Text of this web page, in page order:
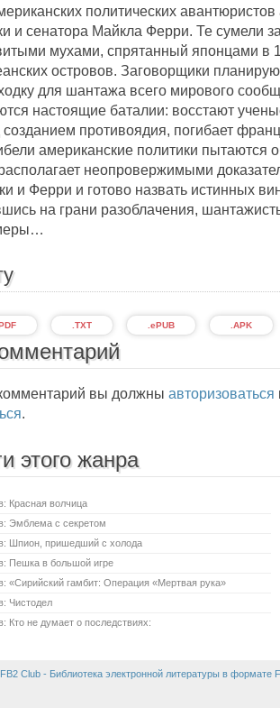
политических
и сенатора Майкла Ферри. Те сумели
мухами, спрятанный японцами в
островов. Заговорщики
для шантажа всего мирового
настоящие баталии: восстают
противоядия, погибает
американские политики пытаются
неопровержимыми
и Ферри и готово назвать истинных
на грани разоблачения,
.APK
.ePUB
.TXT
вы должны авторизоваться
.
этого жанра
Красная волчица
Эмблема с секретом
Шпион, пришедший с холода
Пешка в большой игре
«Сирийский гамбит: Операция «Мертвая рука»
Чистодел
Кто не думает о последствиях:
FB2 Club - Библиотека электронной литературы в формате